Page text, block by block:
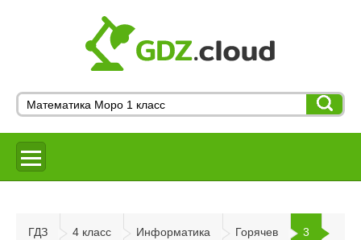
ГДЗ 4 класс Информатика Горячев 3